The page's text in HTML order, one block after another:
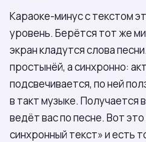
Караоке-минус с текстом
уровень. Берётся тот же
экран кладутся слова
простынёй, а синхронно:
подсвечивается, по ней
в такт музыке. Получается
ведёт вас по песне. Вот
синхронный текст» и есть